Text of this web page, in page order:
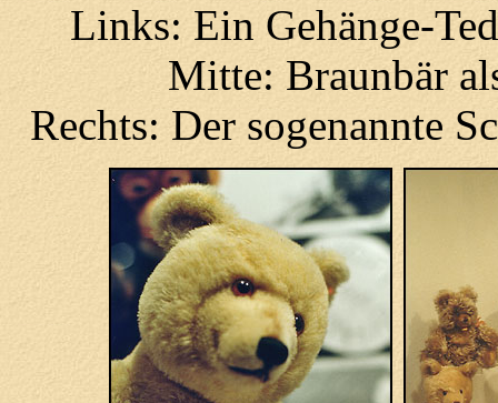
Links: Ein Gehänge-
Mitte: Braunbär
Rechts: Der sogenannte